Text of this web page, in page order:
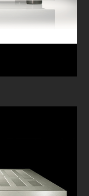
的一個巨大突破